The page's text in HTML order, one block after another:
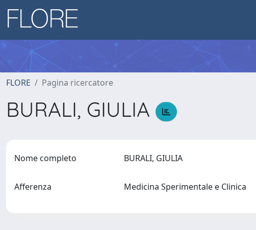
FLORE Pagina ricercatore
BURALI, GIULIA
Nome completo BURALI, GIULIA
Afferenza Medicina Sperimentale e Clinica